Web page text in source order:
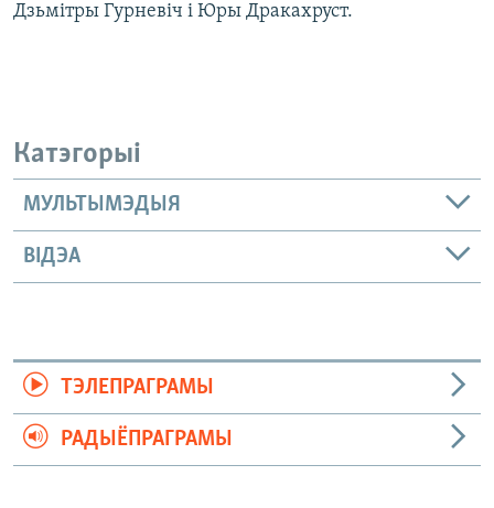
Дзьмітры Гурневіч і Юры Дракахруст.
Катэгорыі
МУЛЬТЫМЭДЫЯ
ВІДЭА
ТЭЛЕПРАГРАМЫ
РАДЫЁПРАГРАМЫ